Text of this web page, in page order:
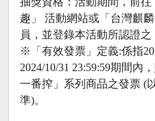
趣」 活動網站或「台灣麒
員，並登錄本活動所認證之
※「有效發票」定義:係指
2024/10/31 23:59:59期間內
一番搾」系列商品之發票 (
準)。